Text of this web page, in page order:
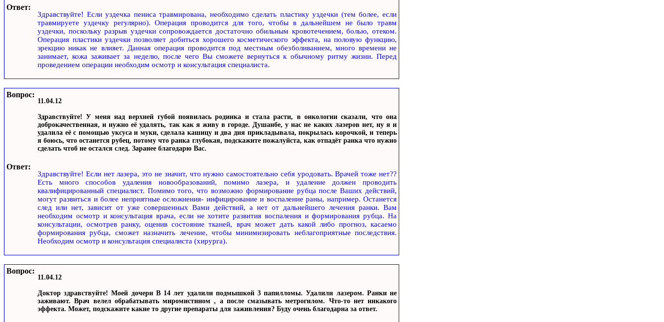
Ответ:
Здравствуйте! Если уздечка пениса травмирована, необходимо сделать пластику уздечки (тем более, если
травмируете уздечку регулярно). Операция проводится для того, чтобы в дальнейшем не было травм
уздечки, поскольку разрыв уздечки сопровождается достаточно обильным кровотечением, болью, отеком.
Операция пластики уздечки позволяет добиться хорошего косметического эффекта, на половую функцию,
эрекцию никак не влияет. Данная операция проводится под местным обезболиванием, много времени не
занимает, кожа заживает за неделю, после чего Вы сможете вернуться к обычному ритму жизни. Перед
проведением операции необходим осмотр и консультация специалиста.
Вопрос:
11.04.12
Здравствуйте! У меня над верхней губой появилась родинка и стала расти, в онкологии сказали, что она
доброкачественная, и нужно её удалять, так как я живу в городе. Душанбе, у нас не каких лазеров нет, ну я и
удалила её с помощью уксуса и муки, cделала кашицу и два дня прикладывала, покрылась корочкой, и теперь
я боюсь, что останется рубец, потому что ранка глубокая, подскажите пожалуйста, как отпадёт ранка что нужно
сделать чтоб не остался след. Заранее благодарю Вас.
Ответ:
Здравствуйте! Если нет лазера, это не значит, что нужно самостоятельно себя уродовать. Врачей тоже нет??
Есть много способов удаления новообразований, помимо лазера, и удаление должен проводить
квалифицированный специалист. Помимо того, что возможно формирование рубца после Ваших действий,
могут развиться и более неприятные осложнения- инфицирование и воспаление раны, например. Останется
след или нет, зависит от уже совершенных Вами действий, а нет от дальнейшего лечения ранки. Вам
необходим осмотр и консультация врача, если не хотите развития воспаления и формирования рубца. На
консультации, осмотрев ранку, оценив состояние тканей, врач может дать какой либо прогноз, касаемо
формирования рубца, сможет назначить лечение, чтобы минимизировать неблагоприятные последствия.
Необходим осмотр и консультация специалиста (хирурга).
Вопрос:
11.04.12
Доктор здравствуйте! Моей дочери В 14 лет удалили подмышкой 3 папилломы. Удалили лазером. Ранки не
заживают. Врач велел обрабатывать миромистином , а после смазывать метрогилом. Что-то нет никакого
эффекта. Может, подскажите какие то другие препараты для заживления? Буду очень благодарна за ответ.